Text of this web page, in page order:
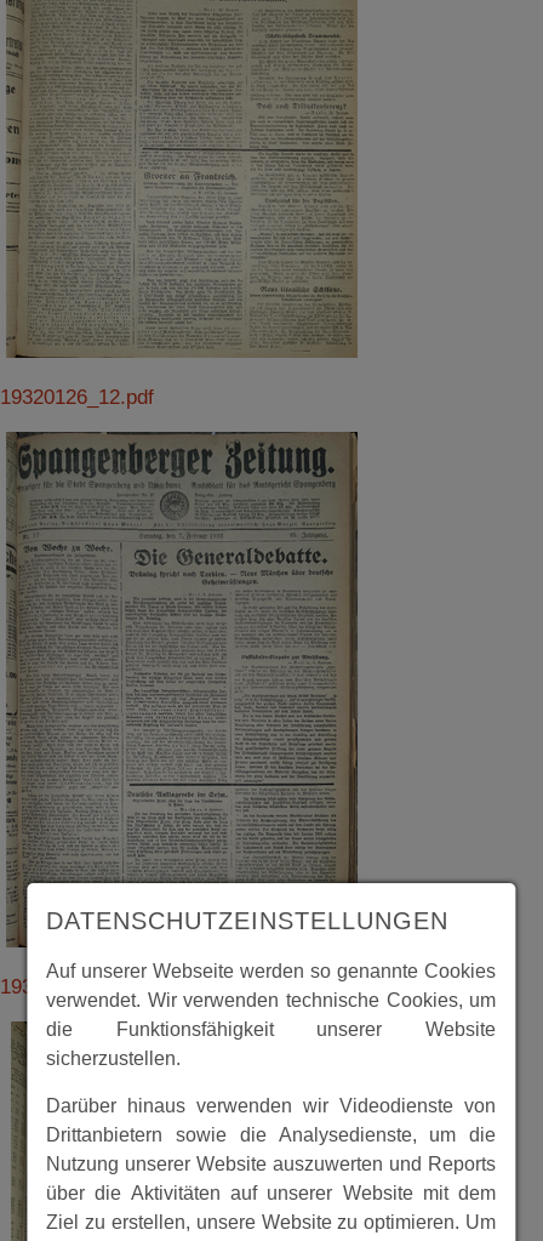
19320126_12.pdf
19320207_17.pdf
DATENSCHUTZEINSTELLUNGEN
Auf unserer Webseite werden so genannte Cookies
verwendet. Wir verwenden technische Cookies, um
die Funktionsfähigkeit unserer Website
sicherzustellen.
Darüber hinaus verwenden wir Videodienste von
Drittanbietern sowie die Analysedienste, um die
Nutzung unserer Website auszuwerten und Reports
über die Aktivitäten auf unserer Website mit dem
Ziel zu erstellen, unsere Website zu optimieren. Um